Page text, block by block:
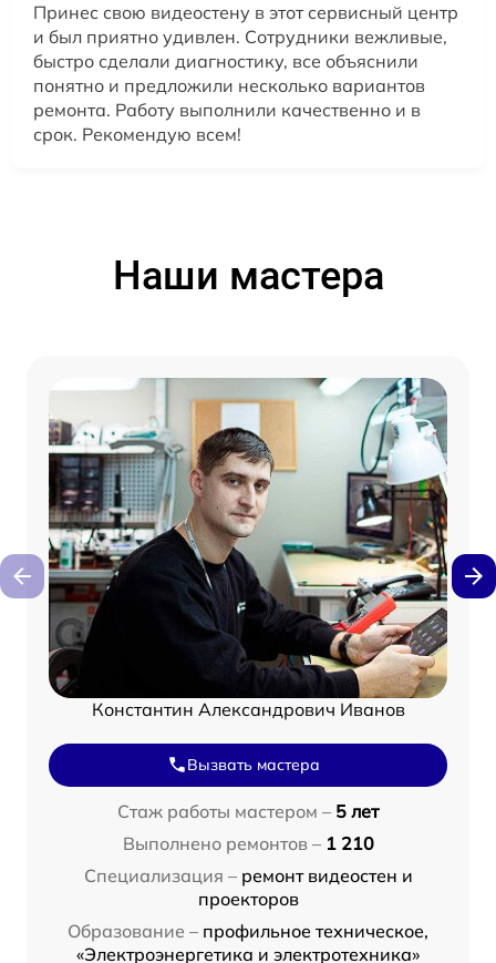
Принес свою видеостену в этот сервисный центр
и был приятно удивлен. Сотрудники вежливые,
быстро сделали диагностику, все объяснили
понятно и предложили несколько вариантов
ремонта. Работу выполнили качественно и в
срок. Рекомендую всем!
Наши мастера
Константин Александрович Иванов
Вызвать мастера
Стаж работы мастером – 5 лет
Выполнено ремонтов – 1 210
Специализация – ремонт видеостен и
проекторов
Образование – профильное техническое,
«Электроэнергетика и электротехника»